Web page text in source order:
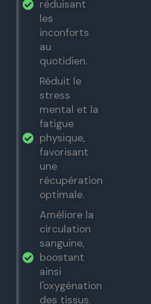
réduisant
les
inconforts
au
quotidien.
Réduit le
stress
mental et la
fatigue
physique,
favorisant
une
récupération
optimale.
Améliore la
circulation
sanguine,
boostant
ainsi
l'oxygénation
des tissus.